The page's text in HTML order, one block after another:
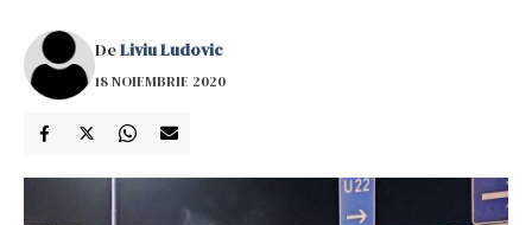
DeLiviu Ludovic
18 NOIEMBRIE 2020